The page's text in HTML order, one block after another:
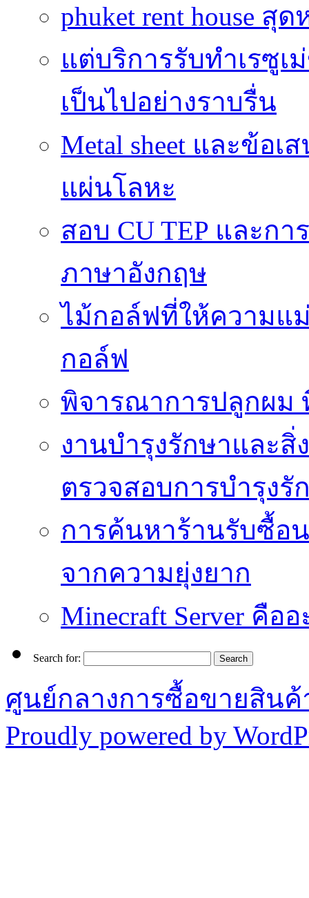
phuket rent house
แต่บริการรับทำเรซูเ
เป็นไปอย่างราบรื่น
Metal sheet และข้อ
แผ่นโลหะ
สอบ CU TEP และก
ภาษาอังกฤษ
ไม้กอล์ฟที่ให้ความแ
กอล์ฟ
พิจารณาการปลูกผม
งานบำรุงรักษาและ
ตรวจสอบการบำรุงรั
การค้นหาร้านรับซื้อ
จากความยุ่งยาก
Minecraft Server คืออ
Search for:
ศูนย์กลางการซื้อขายสินค้
Proudly powered by